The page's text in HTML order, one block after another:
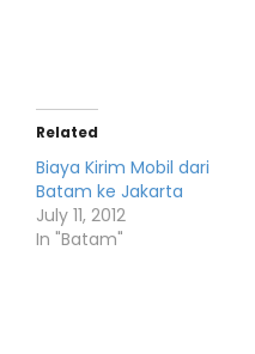
Related
Biaya Kirim Mobil dari
Batam ke Jakarta
July 11, 2012
In "Batam"